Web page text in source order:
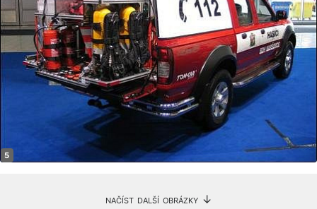
načíst další obrázky ↓